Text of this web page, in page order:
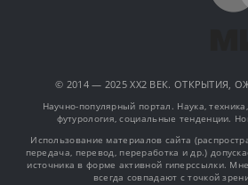
© 2014 — 2025 XX2 ВЕК. ОТКРЫТИЯ,
Научно-популярный портал. Наука,
футурология, социальные тенденции.
Использование материалов сайта
передача, перевод, переработка и др.)
источника в форме активной гиперссылки.
всегда совпадают с точкой